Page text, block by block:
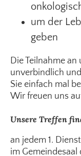
um der
geben
Die Teilnahme
unverbindlich
Sie einfach mal
Wir freuen uns
Unsere Treffen
an jedem 1.
im